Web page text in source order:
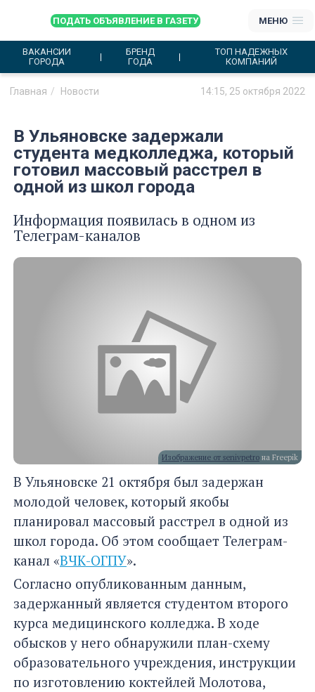
ПОДАТЬ ОБЪЯВЛЕНИЕ В ГАЗЕТУ МЕНЮ
ВАКАНСИИ
ГОРОДА
БРЕНД
ГОДА
ТОП НАДЕЖНЫХ
КОМПАНИЙ
Главная Новости 14:15, 25 октября 2022
В Ульяновске задержали
студента медколледжа, который
готовил массовый расстрел в
одной из школ города
Информация появилась в одном из
Телеграм-каналов
Изображение от senivpetro на Freepik
В Ульяновске 21 октября был задержан
молодой человек, который якобы
планировал массовый расстрел в одной из
школ города. Об этом сообщает Телеграм-
канал «ВЧК-ОГПУ».
Согласно опубликованным данным,
задержанный является студентом второго
курса медицинского колледжа. В ходе
обысков у него обнаружили план-схему
образовательного учреждения, инструкции
по изготовлению коктейлей Молотова,